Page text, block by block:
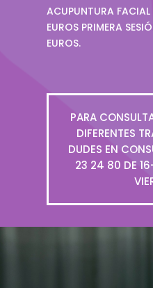
ACUPUNTURA
EUROS PRIMERA
EUROS.
PARA
DIFERENTES
DUDES EN
23 24 80 DE